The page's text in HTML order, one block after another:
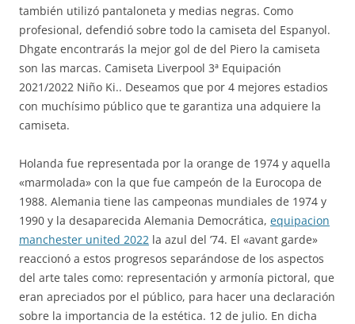
también utilizó pantaloneta y medias negras. Como
profesional, defendió sobre todo la camiseta del Espanyol.
Dhgate encontrarás la mejor gol de del Piero la camiseta
son las marcas. Camiseta Liverpool 3ª Equipación
2021/2022 Niño Ki.. Deseamos que por 4 mejores estadios
con muchísimo público que te garantiza una adquiere la
camiseta.
Holanda fue representada por la orange de 1974 y aquella
«marmolada» con la que fue campeón de la Eurocopa de
1988. Alemania tiene las campeonas mundiales de 1974 y
1990 y la desaparecida Alemania Democrática, equipacion
manchester united 2022 la azul del ’74. El «avant garde»
reaccionó a estos progresos separándose de los aspectos
del arte tales como: representación y armonía pictoral, que
eran apreciados por el público, para hacer una declaración
sobre la importancia de la estética. 12 de julio. En dicha